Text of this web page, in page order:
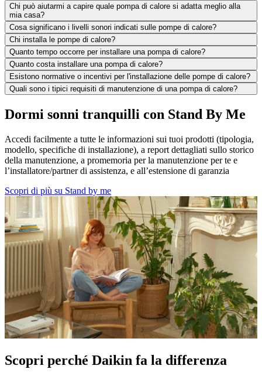
Chi può aiutarmi a capire quale pompa di calore si adatta meglio alla
mia casa?
Cosa significano i livelli sonori indicati sulle pompe di calore?
Chi installa le pompe di calore?
Quanto tempo occorre per installare una pompa di calore?
Quanto costa installare una pompa di calore?
Esistono normative o incentivi per l'installazione delle pompe di calore?
Quali sono i tipici requisiti di manutenzione di una pompa di calore?
Dormi sonni tranquilli con Stand By Me
Accedi facilmente a tutte le informazioni sui tuoi prodotti (tipologia,
modello, specifiche di installazione), a report dettagliati sullo storico
della manutenzione, a promemoria per la manutenzione per te e
l’installatore/partner di assistenza, e all’estensione di garanzia
Scopri di più su Stand by me
Scopri perché Daikin fa la differenza